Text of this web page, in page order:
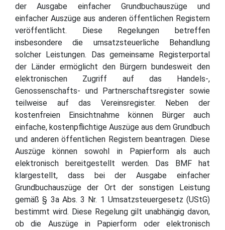
der Ausgabe einfacher Grundbuchauszüge und
einfacher Auszüge aus anderen öffentlichen Registern
veröffentlicht. Diese Regelungen betreffen
insbesondere die umsatzsteuerliche Behandlung
solcher Leistungen. Das gemeinsame Registerportal
der Länder ermöglicht den Bürgern bundesweit den
elektronischen Zugriff auf das Handels-,
Genossenschafts- und Partnerschaftsregister sowie
teilweise auf das Vereinsregister. Neben der
kostenfreien Einsichtnahme können Bürger auch
einfache, kostenpflichtige Auszüge aus dem Grundbuch
und anderen öffentlichen Registern beantragen. Diese
Auszüge können sowohl in Papierform als auch
elektronisch bereitgestellt werden. Das BMF hat
klargestellt, dass bei der Ausgabe einfacher
Grundbuchauszüge der Ort der sonstigen Leistung
gemäß § 3a Abs. 3 Nr. 1 Umsatzsteuergesetz (UStG)
bestimmt wird. Diese Regelung gilt unabhängig davon,
ob die Auszüge in Papierform oder elektronisch